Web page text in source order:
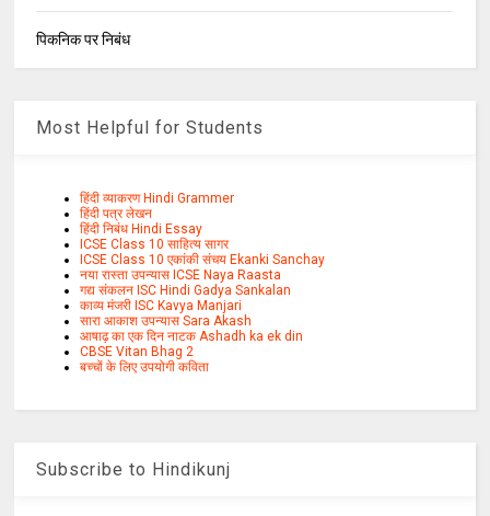
पिकनिक पर निबंध
Most Helpful for Students
हिंदी व्याकरण Hindi Grammer
हिंदी पत्र लेखन
हिंदी निबंध Hindi Essay
ICSE Class 10 साहित्य सागर
ICSE Class 10 एकांकी संचय Ekanki Sanchay
नया रास्ता उपन्यास ICSE Naya Raasta
गद्य संकलन ISC Hindi Gadya Sankalan
काव्य मंजरी ISC Kavya Manjari
सारा आकाश उपन्यास Sara Akash
आषाढ़ का एक दिन नाटक Ashadh ka ek din
CBSE Vitan Bhag 2
बच्चों के लिए उपयोगी कविता
Subscribe to Hindikunj